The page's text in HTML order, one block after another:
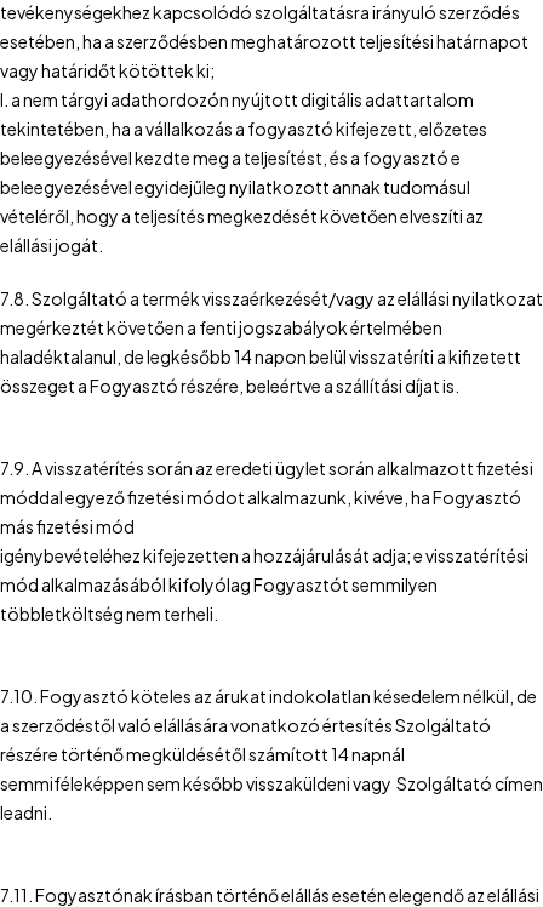
tevékenységekhez kapcsolódó szolgáltatásra irányuló szerződés
esetében, ha a szerződésben meghatározott teljesítési határnapot
vagy határidőt kötöttek ki;
l. a nem tárgyi adathordozón nyújtott digitális adattartalom
tekintetében, ha a vállalkozás a fogyasztó kifejezett, előzetes
beleegyezésével kezdte meg a teljesítést, és a fogyasztó e
beleegyezésével egyidejűleg nyilatkozott annak tudomásul
vételéről, hogy a teljesítés megkezdését követően elveszíti az
elállási jogát.
7.8. Szolgáltató a termék visszaérkezését/vagy az elállási nyilatkozat
megérkeztét követően a fenti jogszabályok értelmében
haladéktalanul, de legkésőbb 14 napon belül visszatéríti a kifizetett
összeget a Fogyasztó részére, beleértve a szállítási díjat is.
7.9. A visszatérítés során az eredeti ügylet során alkalmazott fizetési
móddal egyező fizetési módot alkalmazunk, kivéve, ha Fogyasztó
más fizetési mód
igénybevételéhez kifejezetten a hozzájárulását adja; e visszatérítési
mód alkalmazásából kifolyólag Fogyasztót semmilyen
többletköltség nem terheli.
7.10. Fogyasztó köteles az árukat indokolatlan késedelem nélkül, de
a szerződéstől való elállására vonatkozó értesítés Szolgáltató
részére történő megküldésétől számított 14 napnál
semmiféleképpen sem később visszaküldeni vagy Szolgáltató címen
leadni.
7.11. Fogyasztónak írásban történő elállás esetén elegendő az elállási